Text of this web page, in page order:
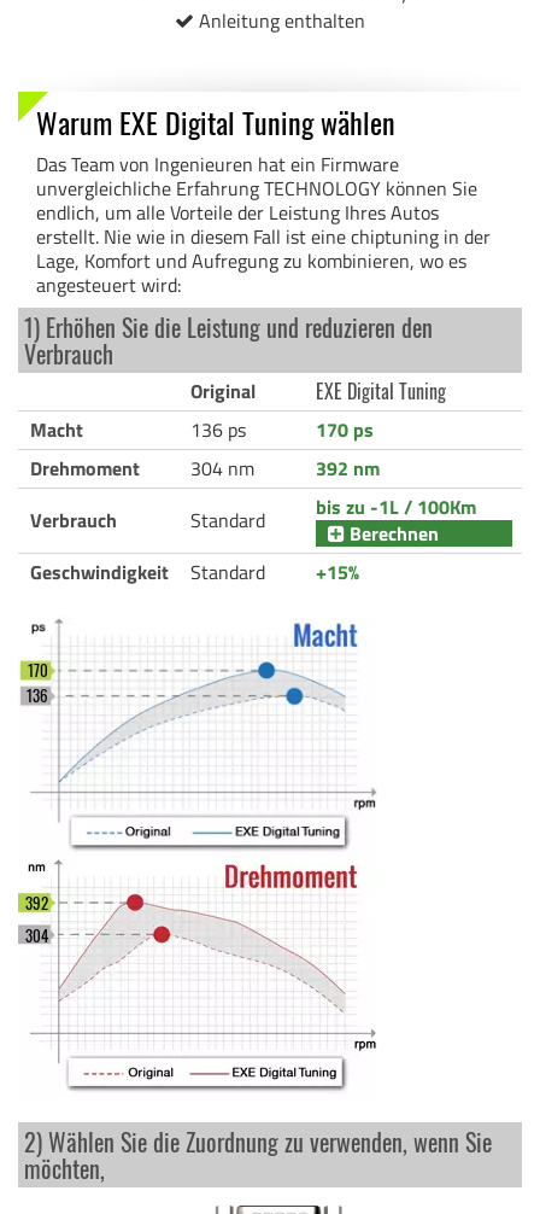
Anleitung enthalten
Warum EXE Digital Tuning wählen
Das Team von Ingenieuren hat ein Firmware
unvergleichliche Erfahrung TECHNOLOGY können Sie
endlich, um alle Vorteile der Leistung Ihres Autos
erstellt. Nie wie in diesem Fall ist eine chiptuning in der
Lage, Komfort und Aufregung zu kombinieren, wo es
angesteuert wird:
1) Erhöhen Sie die Leistung und reduzieren den
Verbrauch
Original
EXE Digital Tuning
Macht
136 ps
170 ps
Drehmoment
304 nm
392 nm
Verbrauch
Standard
bis zu -1L / 100Km
Berechnen
Geschwindigkeit
Standard +15%
136
170
304
392
2) Wählen Sie die Zuordnung zu verwenden, wenn Sie
möchten,